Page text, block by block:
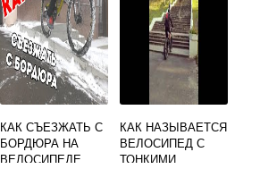
КАК СЪЕЗЖАТЬ С
БОРДЮРА НА
ВЕЛОСИПЕДЕ
КАК НАЗЫВАЕТСЯ
ВЕЛОСИПЕД С
ТОНКИМИ